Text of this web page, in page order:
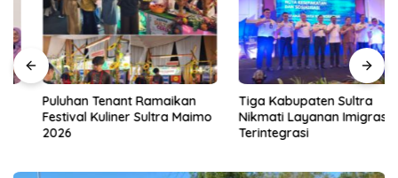
Puluhan Tenant Ramaikan
Festival Kuliner Sultra Maimo
Tiga Kabupaten Sultra
Nikmati Layanan Imigrasi
Terintegrasi